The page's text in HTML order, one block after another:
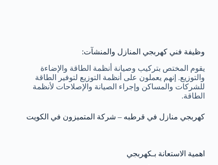
وظيفة فني كهربجي المنازل والمنشآت:
يقوم المختص بتركيب وصيانة أنظمة الطاقة والإضاءة
والتوزيع. إنهم يعملون على أنظمة التوزيع لتوفير الطاقة
للشركات والمساكن وإجراء الصيانة والإصلاحات لأنظمة
الطاقة.
كهربجي منازل في قرطبه – شركة المتميزون في الكويت
اهمية الاستعانة بـكهربجي